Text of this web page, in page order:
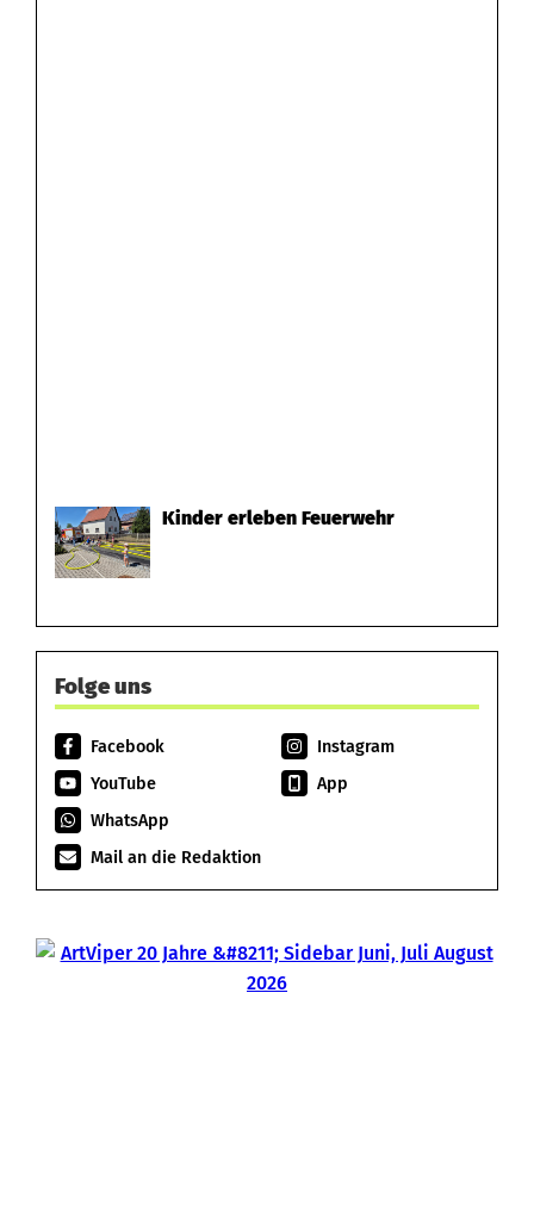
Kinder erleben Feuerwehr
Folge uns
Facebook
Instagram
YouTube
App
WhatsApp
Mail an die Redaktion